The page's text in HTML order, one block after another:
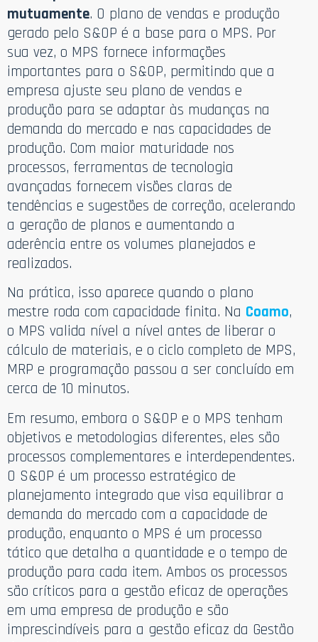
mutuamente. O plano de vendas e produção
gerado pelo S&OP é a base para o MPS. Por
sua vez, o MPS fornece informações
importantes para o S&OP, permitindo que a
empresa ajuste seu plano de vendas e
produção para se adaptar às mudanças na
demanda do mercado e nas capacidades de
produção. Com maior maturidade nos
processos, ferramentas de tecnologia
avançadas fornecem visões claras de
tendências e sugestões de correção, acelerando
a geração de planos e aumentando a
aderência entre os volumes planejados e
realizados.
Na prática, isso aparece quando o plano
mestre roda com capacidade finita. Na Coamo,
o MPS valida nível a nível antes de liberar o
cálculo de materiais, e o ciclo completo de MPS,
MRP e programação passou a ser concluído em
cerca de 10 minutos.
Em resumo, embora o S&OP e o MPS tenham
objetivos e metodologias diferentes, eles são
processos complementares e interdependentes.
O S&OP é um processo estratégico de
planejamento integrado que visa equilibrar a
demanda do mercado com a capacidade de
produção, enquanto o MPS é um processo
tático que detalha a quantidade e o tempo de
produção para cada item. Ambos os processos
são críticos para a gestão eficaz de operações
em uma empresa de produção e são
imprescindíveis para a gestão eficaz da Gestão